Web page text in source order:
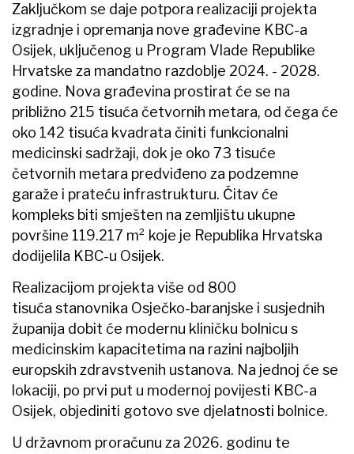
Zaključkom se daje potpora realizaciji projekta
izgradnje i opremanja nove građevine KBC-a
Osijek, uključenog u Program Vlade Republike
Hrvatske za mandatno razdoblje 2024. - 2028.
godine. Nova građevina prostirat će se na
približno 215 tisuća četvornih metara, od čega će
oko 142 tisuća kvadrata činiti funkcionalni
medicinski sadržaji, dok je oko 73 tisuće
četvornih metara predviđeno za podzemne
garaže i prateću infrastrukturu. Čitav će
kompleks biti smješten na zemljištu ukupne
površine 119.217 m² koje je Republika Hrvatska
dodijelila KBC-u Osijek.
Realizacijom projekta više od 800
tisuća stanovnika Osječko-baranjske i susjednih
županija dobit će modernu kliničku bolnicu s
medicinskim kapacitetima na razini najboljih
europskih zdravstvenih ustanova. Na jednoj će se
lokaciji, po prvi put u modernoj povijesti KBC-a
Osijek, objediniti gotovo sve djelatnosti bolnice.
U državnom proračunu za 2026. godinu te